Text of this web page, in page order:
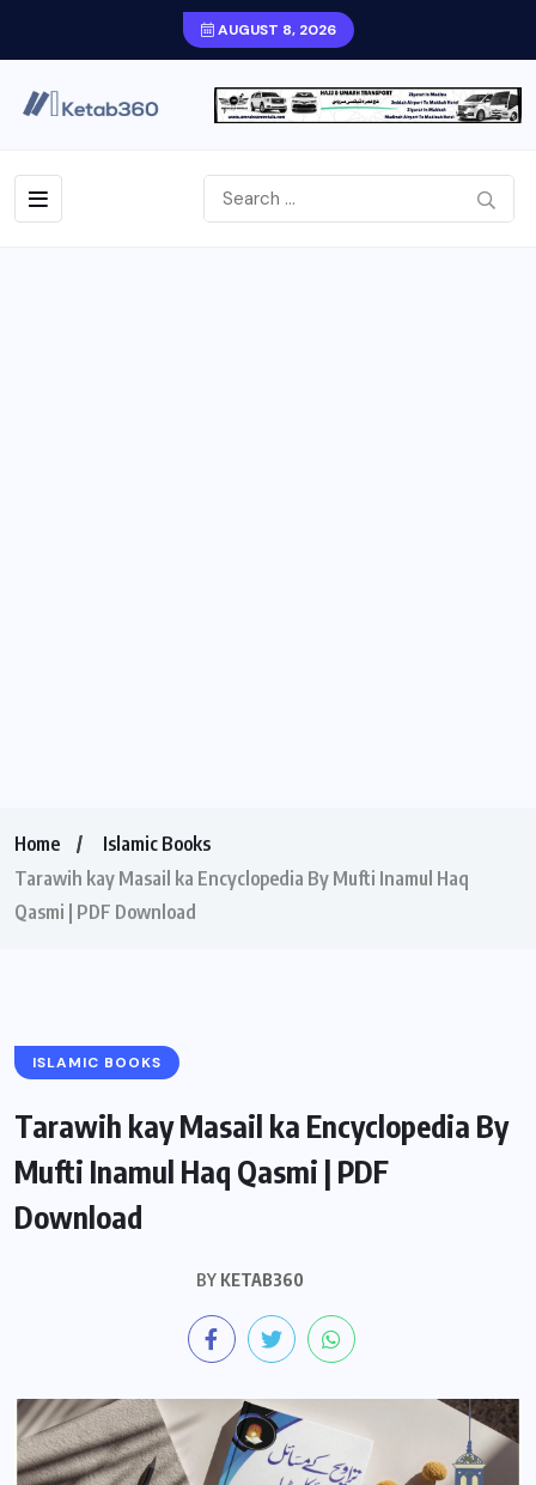
AUGUST 8, 2026
Home
Islamic Books
Tarawih kay Masail ka Encyclopedia By Mufti Inamul Haq
Qasmi | PDF Download
ISLAMIC BOOKS
Tarawih kay Masail ka Encyclopedia By
Mufti Inamul Haq Qasmi | PDF
Download
BY KETAB360